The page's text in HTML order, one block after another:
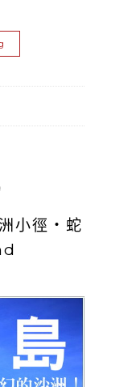
洲小徑‧蛇